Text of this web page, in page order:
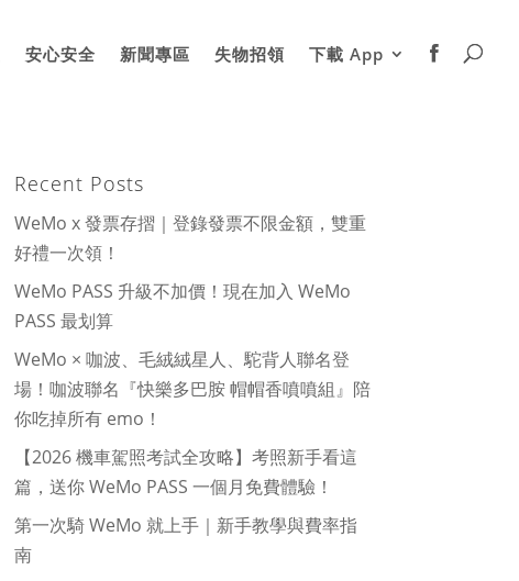
安心安全 新聞專區 失物招領 下載 App
Recent Posts
WeMo x 發票存摺｜登錄發票不限金額，雙重
好禮一次領！
WeMo PASS 升級不加價！現在加入 WeMo
PASS 最划算
WeMo × 咖波、毛絨絨星人、駝背人聯名登
場！咖波聯名『快樂多巴胺 帽帽香噴噴組』陪
你吃掉所有 emo！
【2026 機車駕照考試全攻略】考照新手看這
篇，送你 WeMo PASS 一個月免費體驗！
第一次騎 WeMo 就上手｜新手教學與費率指
南